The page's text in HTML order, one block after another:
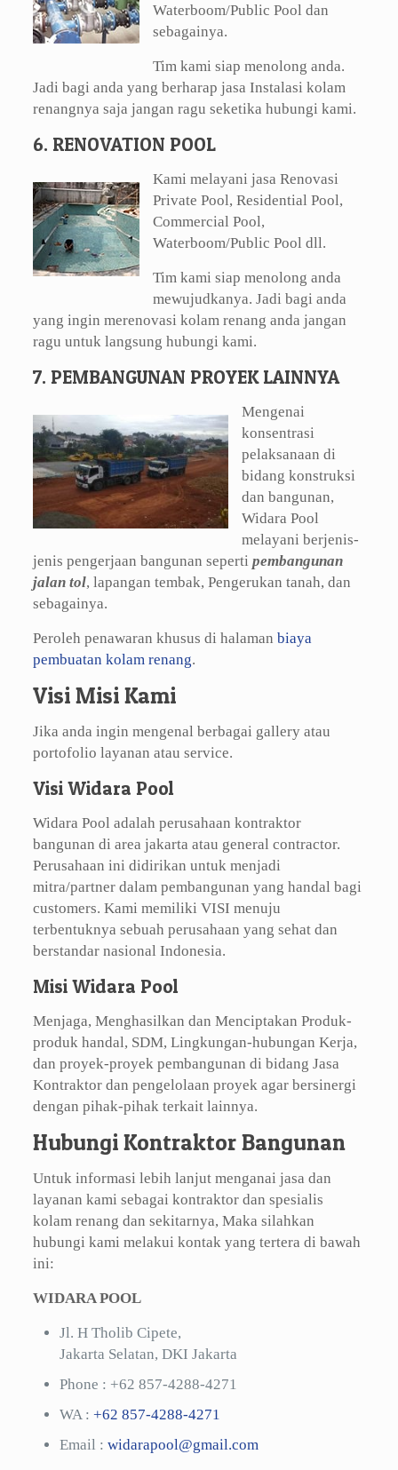
Waterboom/Public Pool dan
sebagainya.
Tim kami siap menolong anda.
Jadi bagi anda yang berharap jasa Instalasi kolam
renangnya saja jangan ragu seketika hubungi kami.
6. RENOVATION POOL
Kami melayani jasa Renovasi
Private Pool, Residential Pool,
Commercial Pool,
Waterboom/Public Pool dll.
Tim kami siap menolong anda
mewujudkanya. Jadi bagi anda
yang ingin merenovasi kolam renang anda jangan
ragu untuk langsung hubungi kami.
7. PEMBANGUNAN PROYEK LAINNYA
Mengenai
konsentrasi
pelaksanaan di
bidang konstruksi
dan bangunan,
Widara Pool
melayani berjenis-
jenis pengerjaan bangunan seperti pembangunan
jalan tol, lapangan tembak, Pengerukan tanah, dan
sebagainya.
Peroleh penawaran khusus di halaman biaya
pembuatan kolam renang.
Visi Misi Kami
Jika anda ingin mengenal berbagai gallery atau
portofolio layanan atau service.
Visi Widara Pool
Widara Pool adalah perusahaan kontraktor
bangunan di area jakarta atau general contractor.
Perusahaan ini didirikan untuk menjadi
mitra/partner dalam pembangunan yang handal bagi
customers. Kami memiliki VISI menuju
terbentuknya sebuah perusahaan yang sehat dan
berstandar nasional Indonesia.
Misi Widara Pool
Menjaga, Menghasilkan dan Menciptakan Produk-
produk handal, SDM, Lingkungan-hubungan Kerja,
dan proyek-proyek pembangunan di bidang Jasa
Kontraktor dan pengelolaan proyek agar bersinergi
dengan pihak-pihak terkait lainnya.
Hubungi Kontraktor Bangunan
Untuk informasi lebih lanjut menganai jasa dan
layanan kami sebagai kontraktor dan spesialis
kolam renang dan sekitarnya, Maka silahkan
hubungi kami melakui kontak yang tertera di bawah
ini:
WIDARA POOL
Jl. H Tholib Cipete,
Jakarta Selatan, DKI Jakarta
Phone : +62 857-4288-4271
WA : +62 857-4288-4271
Email : widarapool@gmail.com